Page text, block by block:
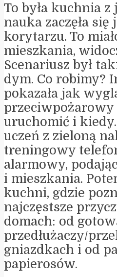
To była kuchnia z
nauka zaczęła się
korytarzu. To
mieszkania,
Scenariusz był
dym. Co robimy?
pokazała jak
przeciwpożarowy
uruchomić i
uczeń z zieloną
treningowy
alarmowy,
i mieszkania.
kuchni, gdzie
najczęstsze
domach: od
przedłużaczy/
gniazdkach i od
papierosów.